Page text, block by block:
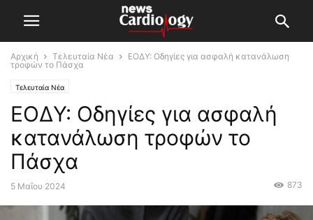
Αρχική Τελευταία Νέα
ΕΟΔΥ: Οδηγίες για ασφαλή κατανάλωση
τροφών το Πάσχα
Τελευταία Νέα
ΕΟΔΥ: Οδηγίες για ασφαλή
κατανάλωση τροφών το
Πάσχα
5 Μαΐου 2024 873